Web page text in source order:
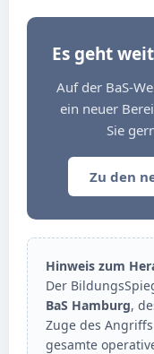
Es geht
Auf der BaS-
ein neuer
Sie
Zu den
Hinweis zum
Der
BaS Hamburg,
Zuge des
gesamte